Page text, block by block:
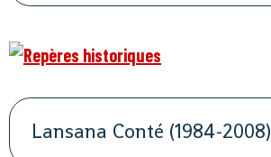
Lansana Conté (1984-2008)